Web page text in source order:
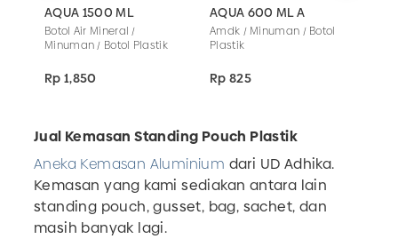
AQUA 1500 ML
Botol Air Mineral /
Minuman / Botol Plastik
Rp 1,850
AQUA 600 ML A
Amdk / Minuman / Botol
Plastik
Rp 825
Jual Kemasan Standing Pouch Plastik
Aneka Kemasan Aluminium dari UD Adhika.
Kemasan yang kami sediakan antara lain
standing pouch, gusset, bag, sachet, dan
masih banyak lagi.